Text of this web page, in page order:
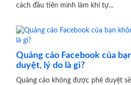
cách đầu tiên mình làm khi tự...
Quảng cáo Facebook của
duyệt, lý do là gì?
Quảng cáo không được phê duyệt